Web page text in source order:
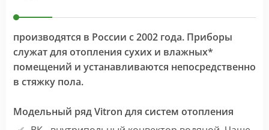
производятся в России с 2002 года. Приборы
служат для отопления сухих и влажных*
помещений и устанавливаются непосредственно
в стяжку пола.
Модельный ряд Vitron для систем отопления